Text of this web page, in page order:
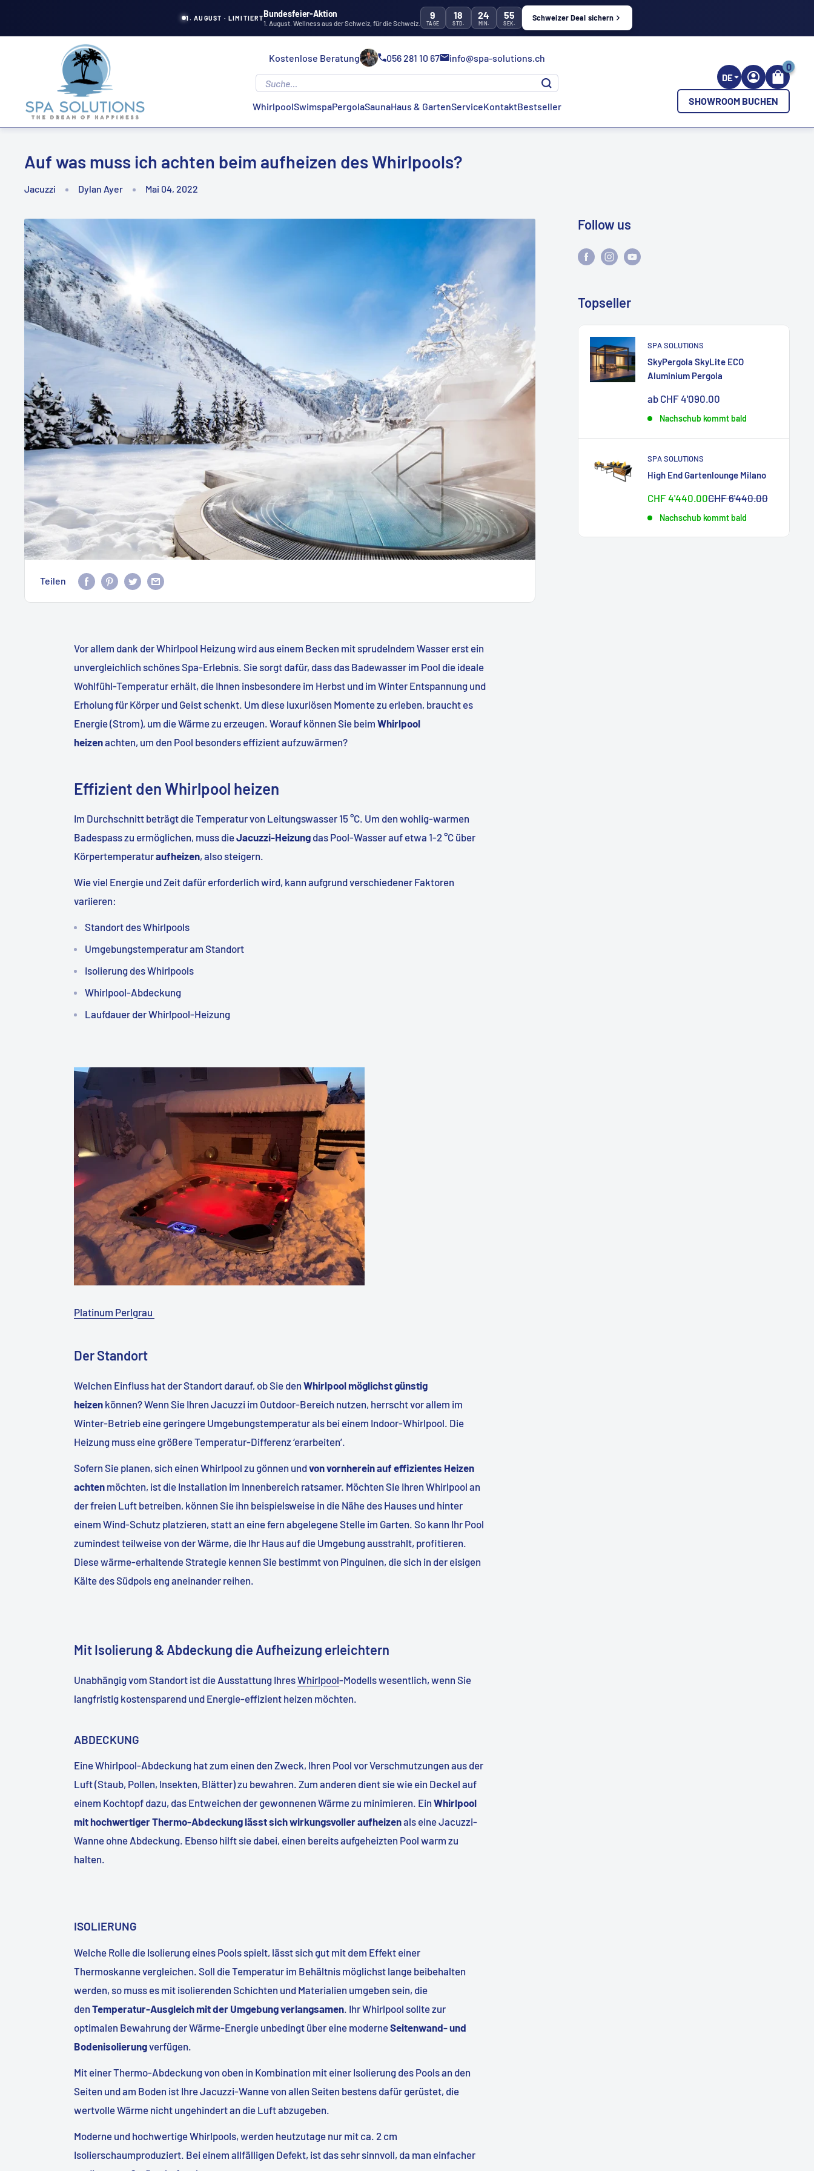
1. AUGUST · LIMITIERTBundesfeier-Aktion
1. August. Wellness aus der Schweiz, für die Schweiz.
9
TAGE
18
STD.
24
MIN.
54
SEK.
Schweizer Deal sichern
Solutions
Kostenlose Beratung 056 281 10 67 info@spa-solutions.ch
WhirlpoolSwimspaPergolaSaunaHaus & GartenServiceKontaktBestseller
DE
0
SHOWROOM BUCHEN
Auf was muss ich achten beim aufheizen des Whirlpools?
Jacuzzi Dylan Ayer Mai 04, 2022
Teilen
Vor allem dank der Whirlpool Heizungwird aus einem Becken mit sprudelndem Wasser erst ein
unvergleichlich schönes Spa-Erlebnis. Sie sorgt dafür, dass das Badewasser im Pool die ideale
Wohlfühl-Temperatur erhält, die Ihnen insbesondere im Herbst und im Winter Entspannung und
Erholung für Körper und Geist schenkt. Um diese luxuriösen Momente zu erleben, braucht es
Energie (Strom), um die Wärme zu erzeugen. Worauf können Sie beim Whirlpool
heizenachten, um den Pool besonders effizient aufzuwärmen?
Effizient den Whirlpool heizen
Im Durchschnitt beträgt die Temperatur von Leitungswasser 15 °C. Um den wohlig-warmen
Badespass zu ermöglichen, muss dieJacuzzi-Heizung das Pool-Wasser auf etwa 1-2 °C über
Körpertemperaturaufheizen, also steigern.
Wie viel Energie und Zeit dafür erforderlich wird, kann aufgrund verschiedener Faktoren
variieren:
Standort des Whirlpools
Umgebungstemperatur am Standort
Isolierung des Whirlpools
Whirlpool-Abdeckung
Laufdauer der Whirlpool-Heizung
Platinum Perlgrau
Der Standort
Welchen Einfluss hat der Standort darauf, ob Sie den Whirlpool möglichst günstig
heizen können? Wenn Sie Ihren Jacuzzi im Outdoor-Bereich nutzen, herrscht vor allem im
Winter-Betrieb eine geringere Umgebungstemperatur als bei einem Indoor-Whirlpool. Die
Heizung muss eine größere Temperatur-Differenz ‘erarbeiten’.
Sofern Sie planen, sich einen Whirlpool zu gönnen undvon vornherein auf effizientes Heizen
achten möchten, ist die Installation im Innenbereich ratsamer. Möchten Sie Ihren Whirlpool an
der freien Luft betreiben, können Sie ihn beispielsweise in die Nähe des Hauses und hinter
einem Wind-Schutz platzieren, statt an eine fern abgelegene Stelle im Garten. So kann Ihr Pool
zumindest teilweise von der Wärme, die Ihr Haus auf die Umgebung ausstrahlt, profitieren.
Diese wärme-erhaltende Strategie kennen Sie bestimmt von Pinguinen, die sich in der eisigen
Kälte des Südpols eng aneinander reihen.
Mit Isolierung & Abdeckung die Aufheizung erleichtern
Unabhängig vom Standort ist die Ausstattung IhresWhirlpool-Modells wesentlich, wenn Sie
langfristig kostensparend und Energie-effizient heizen möchten.
ABDECKUNG
Eine Whirlpool-Abdeckung hat zum einen den Zweck, Ihren Pool vor Verschmutzungen aus der
Luft (Staub, Pollen, Insekten, Blätter) zu bewahren. Zum anderen dient sie wie ein Deckel auf
einem Kochtopf dazu, das Entweichen der gewonnenen Wärme zu minimieren. Ein Whirlpool
mit hochwertiger Thermo-Abdeckung lässt sich wirkungsvoller aufheizenals eine Jacuzzi-
Wanne ohne Abdeckung. Ebenso hilft sie dabei, einen bereits aufgeheizten Pool warm zu
halten.
ISOLIERUNG
Welche Rolle die Isolierung eines Pools spielt, lässt sich gut mit dem Effekt einer
Thermoskanne vergleichen. Soll die Temperatur im Behältnis möglichst lange beibehalten
werden, so muss es mit isolierenden Schichten und Materialien umgeben sein, die
den Temperatur-Ausgleich mit der Umgebung verlangsamen . Ihr Whirlpool sollte zur
optimalen Bewahrung der Wärme-Energie unbedingt über eine moderneSeitenwand- und
Bodenisolierungverfügen.
Mit einer Thermo-Abdeckung von oben in Kombination mit einer Isolierung des Pools an den
Seiten und am Boden ist Ihre Jacuzzi-Wanne von allen Seiten bestens dafür gerüstet, die
wertvolle Wärme nicht ungehindert an die Luft abzugeben.
Moderne und hochwertige Whirlpools, werden heutzutage nur mit ca. 2 cm
Isolierschaumproduziert. Bei einem allfälligen Defekt, ist das sehr sinnvoll, da man einfacher
Follow us
Topseller
SPA SOLUTIONS
SkyPergola SkyLite ECO
Aluminium Pergola
Sonderpreis
ab CHF 4'090.00
Nachschub kommt bald
SPA SOLUTIONS
High End Gartenlounge Milano
Sonderpreis
CHF 4'440.00Normalpreis
CHF 6'440.00
Nachschub kommt bald